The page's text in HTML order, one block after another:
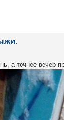
а точнее вечер